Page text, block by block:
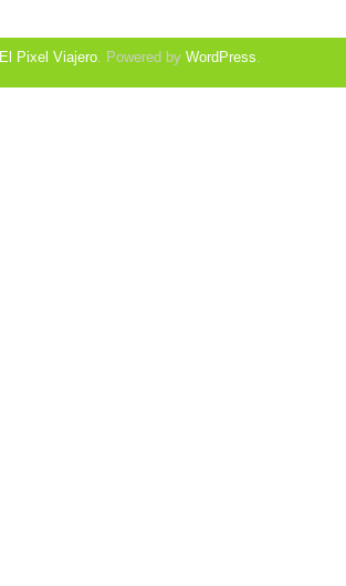
El Pixel Viajero. Powered by WordPress.